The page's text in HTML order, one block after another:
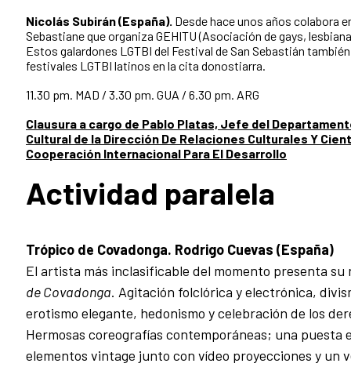
Nicolás Subirán (España). Desde hace unos años colabora
Sebastiane que organiza GEHITU (Asociación de gays,
Estos galardones LGTBI del Festival de San Sebastián
festivales LGTBI latinos en la cita donostiarra.
11.30 pm. MAD / 3.30 pm. GUA / 6.30 pm. ARG
Clausura a cargo de Pablo Platas, Jefe del
Cultural de la Dirección De Relaciones Culturales Y
Cooperación Internacional Para El Desarrollo
Actividad paralela
Trópico de Covadonga. Rodrigo Cuevas (España)
El artista más inclasificable del momento presenta
de Covadonga. Agitación folclórica y electrónica,
erotismo elegante, hedonismo y celebración de los
Hermosas coreografías contemporáneas; una puesta
elementos vintage junto con vídeo proyecciones y un